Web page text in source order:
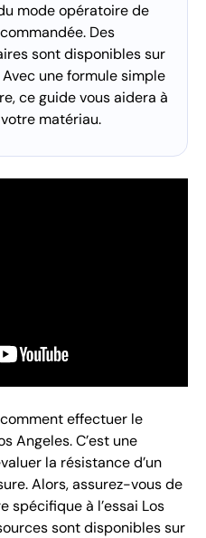
mode opératoire de
Des
sont disponibles sur
une formule simple
ce guide vous aidera à
matériau.
effectuer le
Angeles. C’est une
la résistance d’un
Alors, assurez-vous de
spécifique à l’essai Los
sont disponibles sur